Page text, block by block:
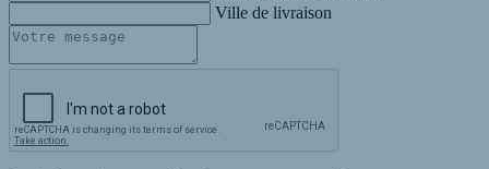
Ville de livraison